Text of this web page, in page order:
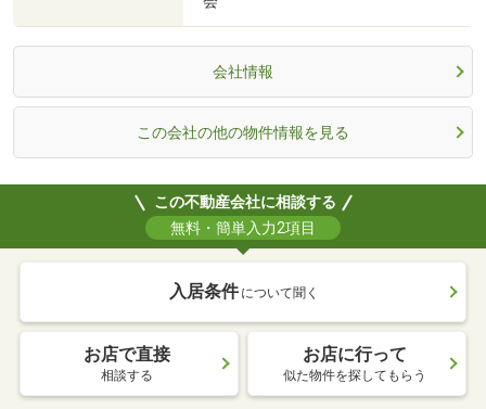
会社情報
この会社の他の物件情報を見る
この不動産会社に相談する
無料・簡単入力2項目
入居条件 について聞く
お店で直接
相談する
お店に行って
似た物件を探してもらう